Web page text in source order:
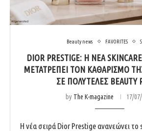
Beauty news FAVORITES
DIOR PRESTIGE: Η ΝΈΑ
ΜΕΤΑΤΡΈΠΕΙ ΤΟΝ ΚΑΘΑΡΙΣΜΌ
ΣΕ ΠΟΛΥΤΕΛΈΣ BEAUTY
by The K-magazine 17/
Η νέα σειρά Dior Prestige ανανεώνει το